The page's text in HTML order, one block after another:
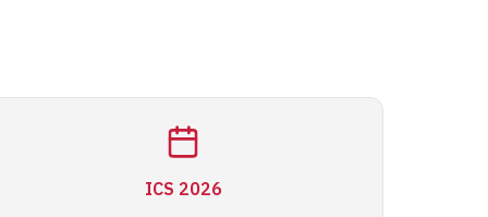
ICS 2026